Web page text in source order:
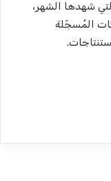
شهدها الشهر،
المُسجّلة